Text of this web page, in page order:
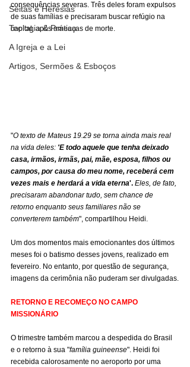
Seitas e Heresias
Teologia & Prática
A Igreja e a Lei
Artigos, Sermões & Esboços
consequências severas. Três deles foram expulsos
de suas famílias e precisaram buscar refúgio na
capital, após ameaças de morte.
"O texto de Mateus 19.29 se torna ainda mais real
na vida deles: 'E todo aquele que tenha deixado
casa, irmãos, irmãs, pai, mãe, esposa, filhos ou
campos, por causa do meu nome, receberá cem
vezes mais e herdará a vida eterna'. Eles, de fato,
precisaram abandonar tudo, sem chance de
retorno enquanto seus familiares não se
converterem também", compartilhou Heidi.
Um dos momentos mais emocionantes dos últimos
meses foi o batismo desses jovens, realizado em
fevereiro. No entanto, por questão de segurança,
imagens da cerimônia não puderam ser divulgadas.
RETORNO E RECOMEÇO NO CAMPO
MISSIONÁRIO
O trimestre também marcou a despedida do Brasil
e o retorno à sua "família guineense". Heidi foi
recebida calorosamente no aeroporto por uma